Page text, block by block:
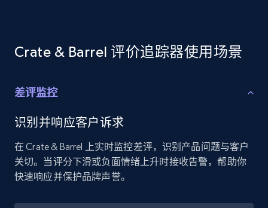
2.1K+ 375+ 立即开始
Amazon products global dataset - Collect
Amazon products by seller URL
Title, Seller name, Brand, Description, Initial
price, Currency, Availability, Reviews count, and
more.
Crate & Barrel 评价追踪器使用场景
差评监控
识别并响应客户诉求
在 Crate & Barrel 上实时监控差评，识别产品问题与客户
关切。当评分下滑或负面情绪上升时接收告警，帮助你
快速响应并保护品牌声誉。